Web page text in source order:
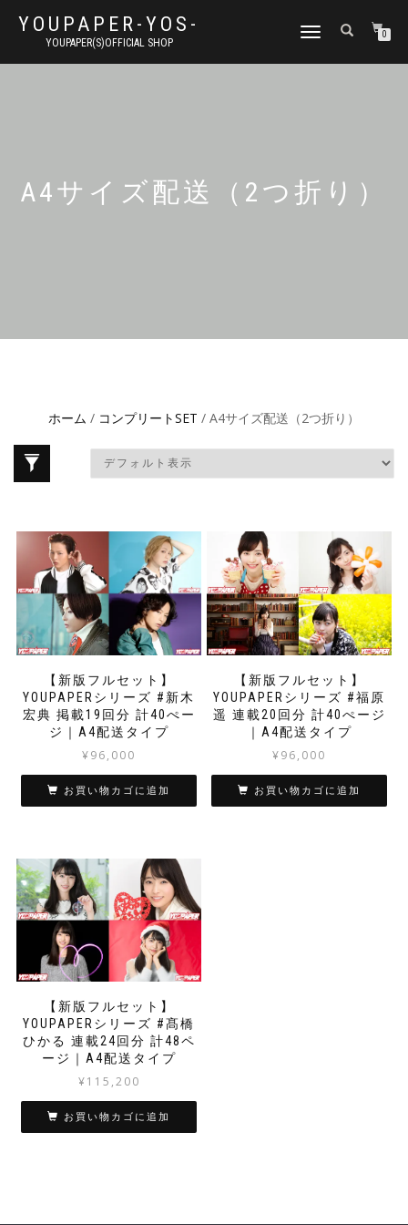
YOUPAPER-YOS-
YOUPAPER(S)OFFICIAL SHOP
ナ
ゲ
替
え
0
A4サイズ配送（2つ折り）
ホーム / コンプリートSET / A4サイズ配送（2つ折り）
【新版フルセット】
YOUPAPERシリーズ #新木
宏典 掲載19回分 計40ぺー
ジ｜A4配送タイプ
¥96,000
お買い物カゴに追加
【新版フルセット】
YOUPAPERシリーズ #福原
遥 連載20回分 計40ぺージ
｜A4配送タイプ
¥96,000
お買い物カゴに追加
【新版フルセット】
YOUPAPERシリーズ #髙橋
ひかる 連載24回分 計48ペ
ージ｜A4配送タイプ
¥115,200
お買い物カゴに追加